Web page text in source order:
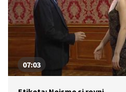
07:03